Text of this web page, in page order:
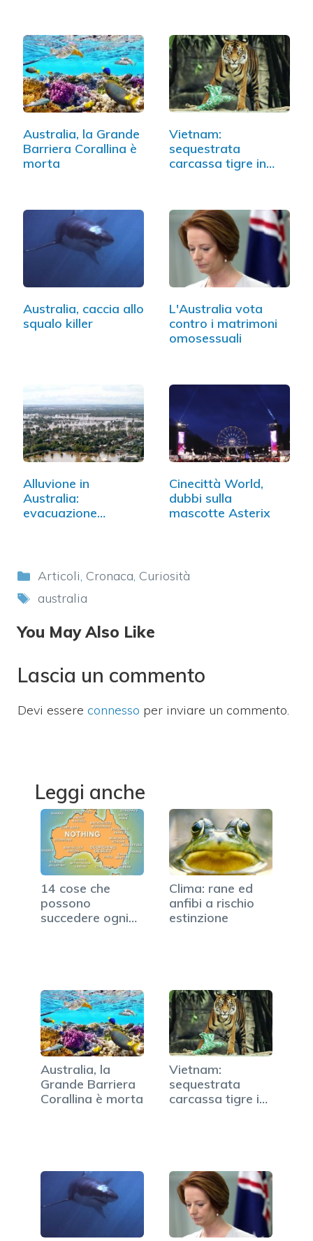
Australia, la Grande
Barriera Corallina è
morta
Vietnam:
sequestrata
carcassa tigre in
Australia, caccia allo
squalo killer
L'Australia vota
contro i matrimoni
omosessuali
Alluvione in
Australia:
evacuazione
Cinecittà World,
dubbi sulla
mascotte Asterix
Categorie
Articoli, Cronaca, Curiosità
Tag
australia
You May Also Like
Lascia un commento
Devi essere connesso per inviare un commento.
Leggi anche
14 cose che
possono
succedere ogni
Clima: rane ed
anfibi a rischio
estinzione
Australia, la
Grande Barriera
Corallina è morta
Vietnam:
sequestrata
carcassa tigre in